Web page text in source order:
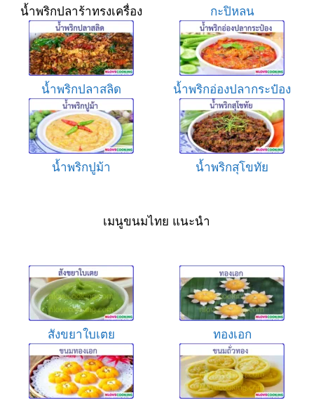
น้ำพริกปลาร้าทรงเครื่อง กะปิหลน
น้ำพริกปลาสลิด น้ำพริกอ่องปลากระป๋อง
น้ำพริกปูม้า น้ำพริกสุโขทัย
เมนูขนมไทย แนะนำ
สังขยาใบเตย ทองเอก